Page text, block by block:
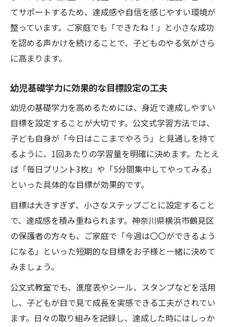
てサポートするため、達成感や自信を感じやすい環境が
整っています。ご家庭でも「できたね！」と小さな成功
を認める声かけを続けることで、子どものやる気がさら
に高まります。
幼児基礎学力に効果的な目標設定の工夫
幼児の基礎学力を高めるためには、身近で達成しやすい
目標を設定することが大切です。公文式学習方法では、
子ども自身が「今日はここまでやろう」と見通しを持て
るように、1回あたりの学習量を明確に決めます。たとえ
ば「毎日プリント3枚」や「5分間集中してやってみる」
といった具体的な目標が効果的です。
目標は大きすぎず、小さなステップごとに設定すること
で、達成感を積み重ねられます。神奈川県横浜市鶴見区
の保護者の方々も、ご家庭で「今週は〇〇ができるよう
になる」といった短期的な目標をお子様と一緒に決めて
みましょう。
公文式教室でも、進度表やシール、スタンプなどを活用
し、子どもが目で見て成長を実感できる工夫がされてい
ます。日々の取り組みを記録し、達成した時にはしっか